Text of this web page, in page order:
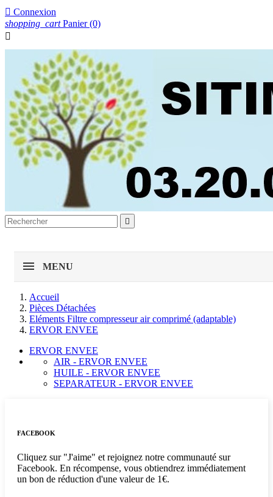
 Connexion
shopping_cart Panier (0)


MENU
Accueil
Pièces Détachées
Eléments Filtre compresseur air comprimé (adaptable)
ERVOR ENVEE
ERVOR ENVEE
AIR - ERVOR ENVEE
HUILE - ERVOR ENVEE
SEPARATEUR - ERVOR ENVEE
FACEBOOK
Cliquez sur "J'aime" et rejoignez notre communauté sur
Facebook. En récompense, vous obtiendrez immédiatement
un bon de réduction d'une valeur de 1€.